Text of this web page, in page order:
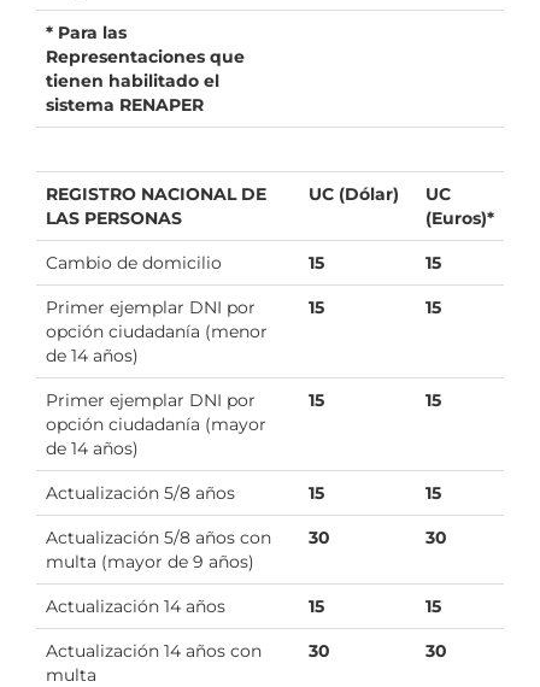
* Para las
Representaciones que
tienen habilitado el
sistema RENAPER
REGISTRO NACIONAL DE
LAS PERSONAS
UC (Dólar)
UC
(Euros)*
Cambio de domicilio 15 15
Primer ejemplar DNI por
opción ciudadanía (menor
de 14 años)
15 15
Primer ejemplar DNI por
opción ciudadanía (mayor
de 14 años)
15 15
Actualización 5/8 años 15 15
Actualización 5/8 años con
multa (mayor de 9 años)
30 30
Actualización 14 años 15 15
Actualización 14 años con
multa
30 30